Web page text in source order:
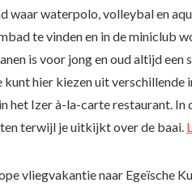
waar waterpolo, volleybal en
te vinden en in de miniclub
is voor jong en oud altijd
hier kiezen uit verschillende
het Izer à-la-carte restaurant.
terwijl je uitkijkt over de baai.
vliegvakantie naar Egeïsche